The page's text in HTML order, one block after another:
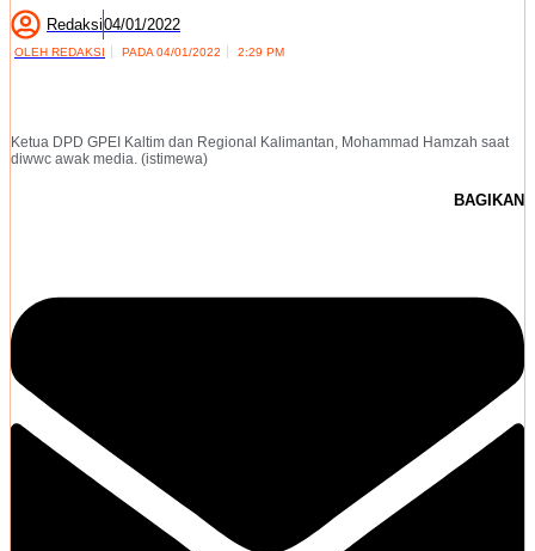
Redaksi04/01/2022
OLEH REDAKSI PADA 04/01/2022 2:29 PM
Ketua DPD GPEI Kaltim dan Regional Kalimantan, Mohammad Hamzah saat
diwwc awak media. (istimewa)
BAGIKAN